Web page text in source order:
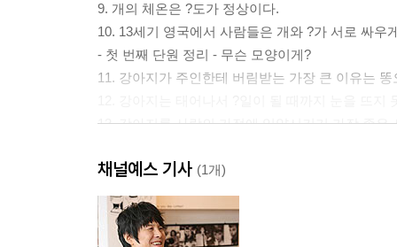
9. 개의 체온은 ?도가 정상이다.
10. 13세기 영국에서 사람들은 개와 ?가 서로 싸
- 첫 번째 단원 정리 - 무슨 모양이게?
11. 강아지가 주인한테 버림받는 가장 큰 이유는
13. 강아지를 사람의 가정에 입양시키기 가장 좋은
15. 신혼 부부 사이에 강아지가 있다. 이 강아지는
16. 오스트레일리안 켈피는 하루에 ?km를 달리며
17. 개는 사냥용, 목축용, 그리고 ?용으로 나뉜다.
18. 개는 ?개의 후각 세포를 갖고 있다.
채널예스 기사 (1개)